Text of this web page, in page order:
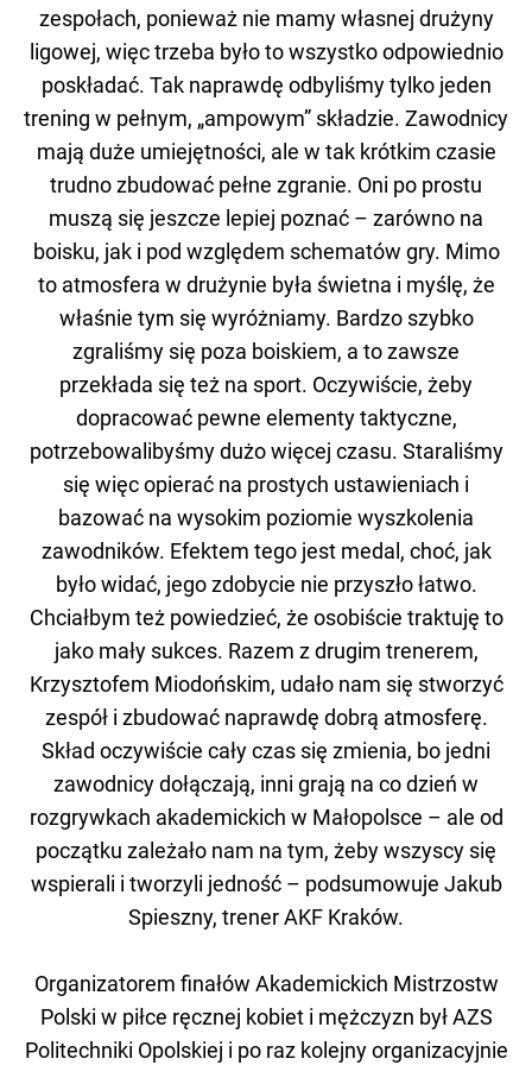
zespołach, ponieważ nie mamy własnej drużyny
ligowej, więc trzeba było to wszystko odpowiednio
poskładać. Tak naprawdę odbyliśmy tylko jeden
trening w pełnym, „ampowym” składzie. Zawodnicy
mają duże umiejętności, ale w tak krótkim czasie
trudno zbudować pełne zgranie. Oni po prostu
muszą się jeszcze lepiej poznać – zarówno na
boisku, jak i pod względem schematów gry. Mimo
to atmosfera w drużynie była świetna i myślę, że
właśnie tym się wyróżniamy. Bardzo szybko
zgraliśmy się poza boiskiem, a to zawsze
przekłada się też na sport. Oczywiście, żeby
dopracować pewne elementy taktyczne,
potrzebowalibyśmy dużo więcej czasu. Staraliśmy
się więc opierać na prostych ustawieniach i
bazować na wysokim poziomie wyszkolenia
zawodników. Efektem tego jest medal, choć, jak
było widać, jego zdobycie nie przyszło łatwo.
Chciałbym też powiedzieć, że osobiście traktuję to
jako mały sukces. Razem z drugim trenerem,
Krzysztofem Miodońskim, udało nam się stworzyć
zespół i zbudować naprawdę dobrą atmosferę.
Skład oczywiście cały czas się zmienia, bo jedni
zawodnicy dołączają, inni grają na co dzień w
rozgrywkach akademickich w Małopolsce – ale od
początku zależało nam na tym, żeby wszyscy się
wspierali i tworzyli jedność – podsumowuje Jakub
Spieszny, trener AKF Kraków.
Organizatorem finałów Akademickich Mistrzostw
Polski w piłce ręcznej kobiet i mężczyzn był AZS
Politechniki Opolskiej i po raz kolejny organizacyjnie